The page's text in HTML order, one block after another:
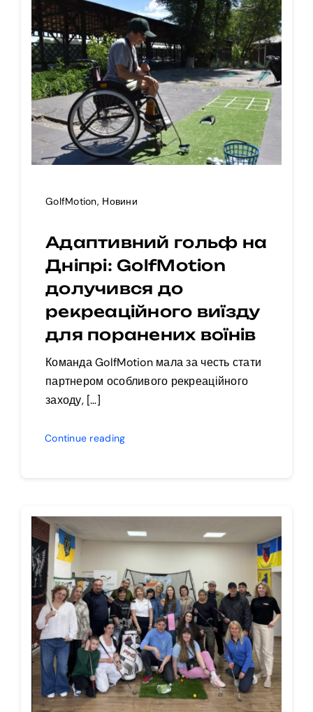
GolfMotion, Новини
Адаптивний гольф на
Дніпрі: GolfMotion
долучився до
рекреаційного виїзду
для поранених воїнів
Команда GolfMotion мала за честь стати
партнером особливого рекреаційного
заходу, […]
Continue reading